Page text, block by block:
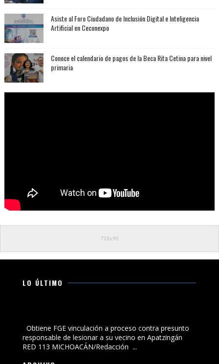
Asiste al Foro Ciudadano de Inclusión Digital e Inteligencia
Artificial en Ceconexpo
Conoce el calendario de pagos de la Beca Rita Cetina para nivel
primaria
LO ÚLTIMO
Obtiene FGE vinculación a proceso contra presunto
responsable de lesionar a su vecino en Apatzingán
RED 113 MICHOACÁN/Redacción ...